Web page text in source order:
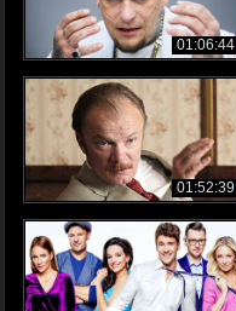
01:06:44
01:52:39